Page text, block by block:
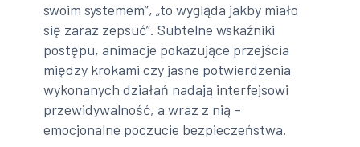
swoim systemem”, „to wygląda jakby miało
się zaraz zepsuć”. Subtelne wskaźniki
postępu, animacje pokazujące przejścia
między krokami czy jasne potwierdzenia
wykonanych działań nadają interfejsowi
przewidywalność, a wraz z nią –
emocjonalne poczucie bezpieczeństwa.